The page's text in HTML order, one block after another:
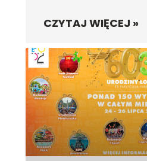
CZYTAJ WIĘCEJ »